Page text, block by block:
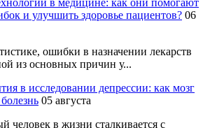
в медицине: как они помогают
и улучшить здоровье пациентов? 06
ошибки в назначении лекарств
из основных причин у...
в исследовании депрессии: как мозг
05 августа
человек в жизни сталкивается с